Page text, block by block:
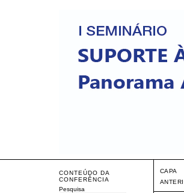
CONTEÚDO DA
CONFERÊNCIA
Pesquisa
CAPA